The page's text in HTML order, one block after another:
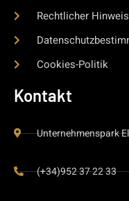
Rechtlicher Hinweis
Cookies-Politik
Kontakt
Unternehmenspark
(+34)952 37 22 33